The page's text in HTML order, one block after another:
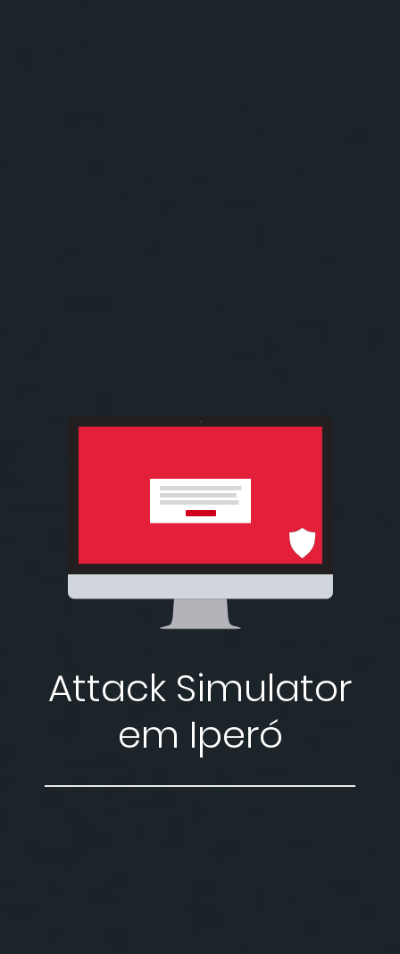
Attack Simulator
em Iperó